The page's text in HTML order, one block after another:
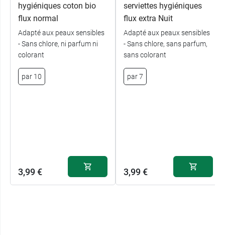
hygiéniques coton bio
flux normal
Adapté aux peaux sensibles
- Sans chlore, ni parfum ni
colorant
par 10
3,99 €
serviettes hygiéniques
flux extra Nuit
Adapté aux peaux sensibles
- Sans chlore, sans parfum,
sans colorant
par 7
3,99 €